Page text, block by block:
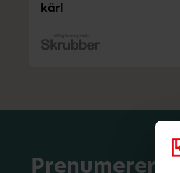
kärl
Prenumerera